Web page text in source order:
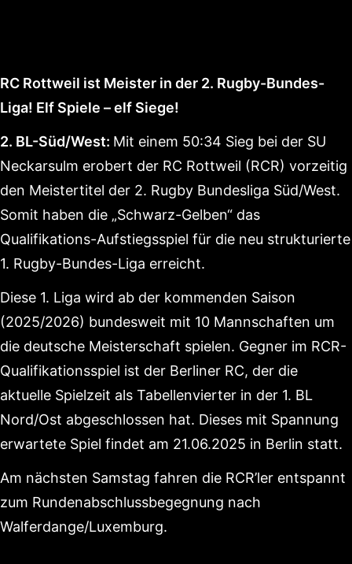
RC Rottweil ist Meister in der 2. Rugby-Bundes-
Liga! Elf Spiele – elf Siege!
2. BL-Süd/West: Mit einem 50:34 Sieg bei der SU
Neckarsulm erobert der RC Rottweil (RCR) vorzeitig
den Meistertitel der 2. Rugby Bundesliga Süd/West.
Somit haben die „Schwarz-Gelben“ das
Qualifikations-Aufstiegsspiel für die neu strukturierte
1. Rugby-Bundes-Liga erreicht.
Diese 1. Liga wird ab der kommenden Saison
(2025/2026) bundesweit mit 10 Mannschaften um
die deutsche Meisterschaft spielen. Gegner im RCR-
Qualifikationsspiel ist der Berliner RC, der die
aktuelle Spielzeit als Tabellenvierter in der 1. BL
Nord/Ost abgeschlossen hat. Dieses mit Spannung
erwartete Spiel findet am 21.06.2025 in Berlin statt.
Am nächsten Samstag fahren die RCR’ler entspannt
zum Rundenabschlussbegegnung nach
Walferdange/Luxemburg.